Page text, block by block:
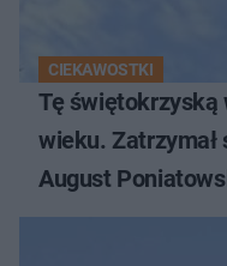
CIEKAWOSTKI
Tę świętokrzyską
wieku. Zatrzymał
August